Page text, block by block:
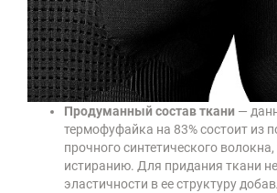
Продуманный состав ткани —
термофуфайка на 83% состоит из
прочного синтетического
истиранию. Для придания ткани
эластичности в ее структуру